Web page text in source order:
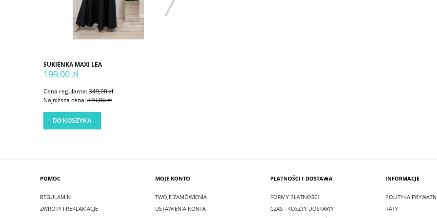
SUKIENKA MAXI LEA
199,00 zł
Cena regularna:349,00 zł
Najniższa cena:349,00 zł
DO KOSZYKA
POMOC
REGULAMIN
ZWROTY I REKLAMACJE
MOJE KONTO
TWOJE ZAMÓWIENIA
USTAWIENIA KONTA
PŁATNOŚCI I DOSTAWA
FORMY PŁATNOŚCI
CZAS I KOSZTY DOSTAWY
INFORMACJE
POLITYKA
RATY